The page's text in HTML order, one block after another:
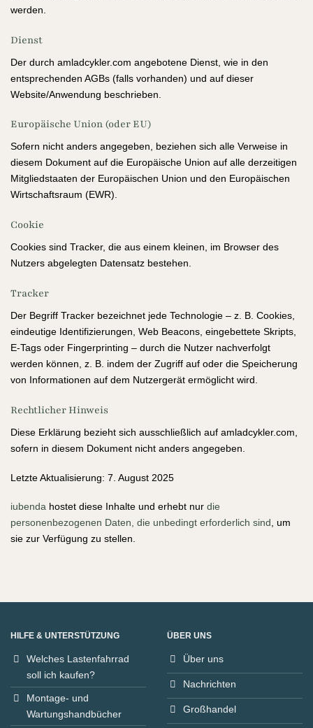
werden.
Dienst
Der durch amladcykler.com angebotene Dienst, wie in den
entsprechenden AGBs (falls vorhanden) und auf dieser
Website/Anwendung beschrieben.
Europäische Union (oder EU)
Sofern nicht anders angegeben, beziehen sich alle Verweise in
diesem Dokument auf die Europäische Union auf alle derzeitigen
Mitgliedstaaten der Europäischen Union und den Europäischen
Wirtschaftsraum (EWR).
Cookie
Cookies sind Tracker, die aus einem kleinen, im Browser des
Nutzers abgelegten Datensatz bestehen.
Tracker
Der Begriff Tracker bezeichnet jede Technologie – z. B. Cookies,
eindeutige Identifizierungen, Web Beacons, eingebettete Skripts,
E-Tags oder Fingerprinting – durch die Nutzer nachverfolgt
werden können, z. B. indem der Zugriff auf oder die Speicherung
von Informationen auf dem Nutzergerät ermöglicht wird.
Rechtlicher Hinweis
Diese Erklärung bezieht sich ausschließlich auf amladcykler.com,
sofern in diesem Dokument nicht anders angegeben.
Letzte Aktualisierung: 7. August 2025
iubenda hostet diese Inhalte und erhebt nur die
personenbezogenen Daten, die unbedingt erforderlich sind, um
sie zur Verfügung zu stellen.
HILFE & UNTERSTÜTZUNG
Welches Lastenfahrrad
soll ich kaufen?
Montage- und
Wartungshandbücher
ÜBER UNS
Über uns
Nachrichten
Großhandel